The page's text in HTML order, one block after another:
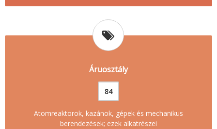
Áruosztály
84
Atomreaktorok, kazánok, gépek és mechanikus
berendezések; ezek alkatrészei